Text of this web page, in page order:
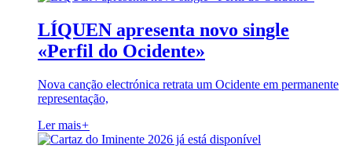
LÍQUEN apresenta novo single
«Perfil do Ocidente»
Nova canção electrónica retrata um Ocidente em permanente
representação,
Ler mais+